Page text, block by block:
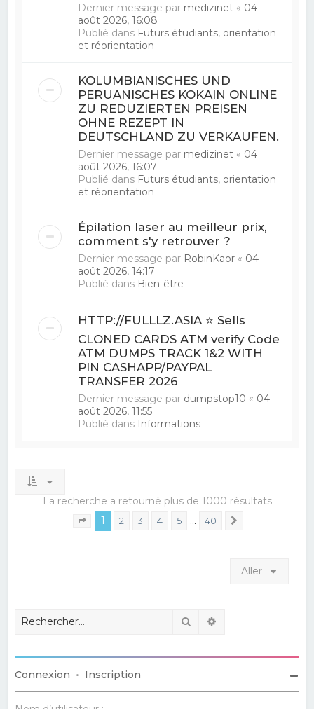
Dernier message par medizinet « 04
août 2026, 16:08
Publié dans Futurs étudiants, orientation
et réorientation
KOLUMBIANISCHES UND
PERUANISCHES KOKAIN ONLINE
ZU REDUZIERTEN PREISEN
OHNE REZEPT IN
DEUTSCHLAND ZU VERKAUFEN.
Dernier message par medizinet « 04
août 2026, 16:07
Publié dans Futurs étudiants, orientation
et réorientation
Épilation laser au meilleur prix,
comment s'y retrouver ?
Dernier message par RobinKaor « 04
août 2026, 14:17
Publié dans Bien-être
HTTP://FULLLZ.ASIA ⭐️ Sells
CLONED CARDS ATM verify Code
ATM DUMPS TRACK 1&2 WITH
PIN CASHAPP/PAYPAL
TRANSFER 2026
Dernier message par dumpstop10 « 04
août 2026, 11:55
Publié dans Informations
La recherche a retourné plus de 1000 résultats
Page sur 40
1 2 3 4 5 … 40
Aller
Rechercher
Connexion • Inscription